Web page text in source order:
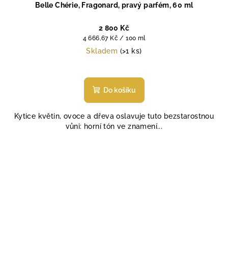
Belle Chérie, Fragonard, pravý parfém, 60 ml
2 800 Kč
Měrná
cena:
4 666,67 Kč / 100 ml
Skladem (>1 ks)
hodnocení
produktu
z
5
Do košíku
Kytice květin, ovoce a dřeva oslavuje tuto bezstarostnou
vůni: horní tón ve znamení...